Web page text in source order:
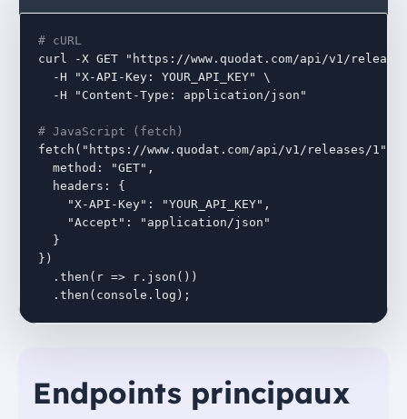
# cURL
curl -X GET "https://www.quodat.com/api/v1/
  -H "X-API-Key: YOUR_API_KEY" \
  -H "Content-Type: application/json"
# JavaScript (fetch)
fetch("https://www.quodat.com/api/v1/releases/1",
  method: "GET",
  headers: {
    "X-API-Key": "YOUR_API_KEY",
    "Accept": "application/json"
  }
})
  .then(r => r.json())
  .then(console.log);
Endpoints principaux